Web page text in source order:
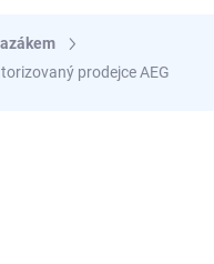
prodejce AEG